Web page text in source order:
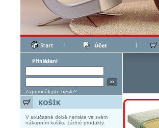
| |
Zapomněli jste heslo?
V současné době nemáte ve svém
nákupním košíku žádné produkty.